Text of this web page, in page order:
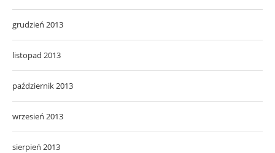
grudzień 2013
listopad 2013
październik 2013
wrzesień 2013
sierpień 2013